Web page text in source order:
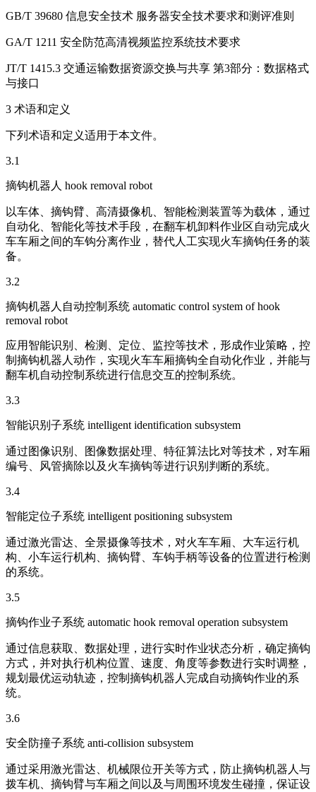
GB/T 39680 信息安全技术 服务器安全技术要求和测评准则
GA/T 1211 安全防范高清视频监控系统技术要求
JT/T 1415.3 交通运输数据资源交换与共享 第3部分：数据格式
与接口
3 术语和定义
下列术语和定义适用于本文件。
3.1
摘钩机器人 hook removal robot
以车体、摘钩臂、高清摄像机、智能检测装置等为载体，通过
自动化、智能化等技术手段，在翻车机卸料作业区自动完成火
车车厢之间的车钩分离作业，替代人工实现火车摘钩任务的装
备。
3.2
摘钩机器人自动控制系统 automatic control system of hook
removal robot
应用智能识别、检测、定位、监控等技术，形成作业策略，控
制摘钩机器人动作，实现火车车厢摘钩全自动化作业，并能与
翻车机自动控制系统进行信息交互的控制系统。
3.3
智能识别子系统 intelligent identification subsystem
通过图像识别、图像数据处理、特征算法比对等技术，对车厢
编号、风管摘除以及火车摘钩等进行识别判断的系统。
3.4
智能定位子系统 intelligent positioning subsystem
通过激光雷达、全景摄像等技术，对火车车厢、大车运行机
构、小车运行机构、摘钩臂、车钩手柄等设备的位置进行检测
的系统。
3.5
摘钩作业子系统 automatic hook removal operation subsystem
通过信息获取、数据处理，进行实时作业状态分析，确定摘钩
方式，并对执行机构位置、速度、角度等参数进行实时调整，
规划最优运动轨迹，控制摘钩机器人完成自动摘钩作业的系
统。
3.6
安全防撞子系统 anti-collision subsystem
通过采用激光雷达、机械限位开关等方式，防止摘钩机器人与
拨车机、摘钩臂与车厢之间以及与周围环境发生碰撞，保证设